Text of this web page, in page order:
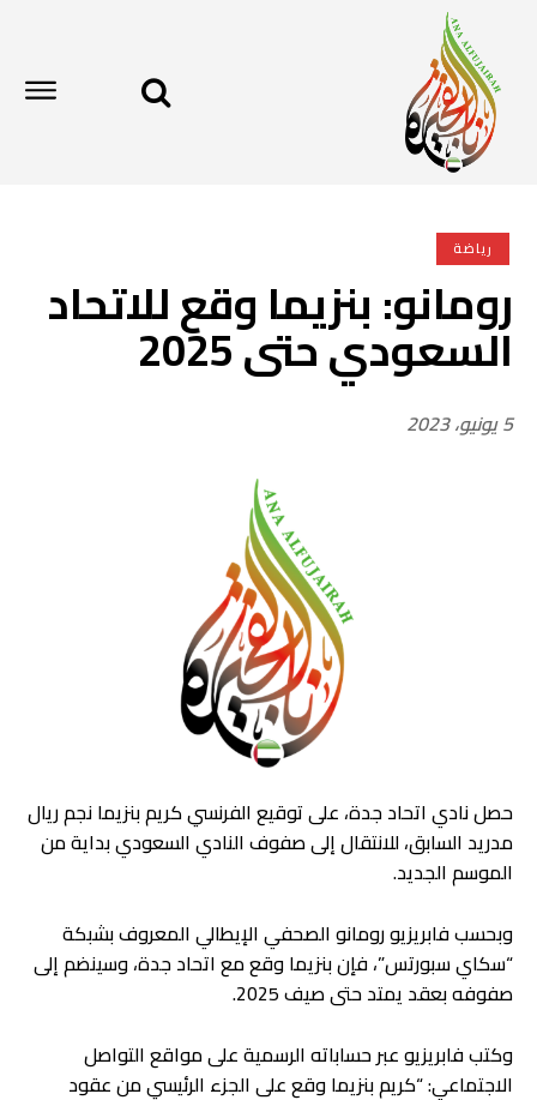
رياضة
رومانو: بنزيما وقع للاتحاد
السعودي حتى 2025
5 يونيو، 2023
حصل نادي اتحاد جدة، على توقيع الفرنسي كريم بنزيما نجم ريال
مدريد السابق، للانتقال إلى صفوف النادي السعودي بداية من
الموسم الجديد.
وبحسب فابريزيو رومانو الصحفي الإيطالي المعروف بشبكة
“سكاي سبورتس”، فإن بنزيما وقع مع اتحاد جدة، وسينضم إلى
صفوفه بعقد يمتد حتى صيف 2025.
وكتب فابريزيو عبر حساباته الرسمية على مواقع التواصل
الاجتماعي: “كريم بنزيما وقع على الجزء الرئيسي من عقود